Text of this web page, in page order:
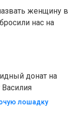
женщину в
нас на
донат на
лошадку